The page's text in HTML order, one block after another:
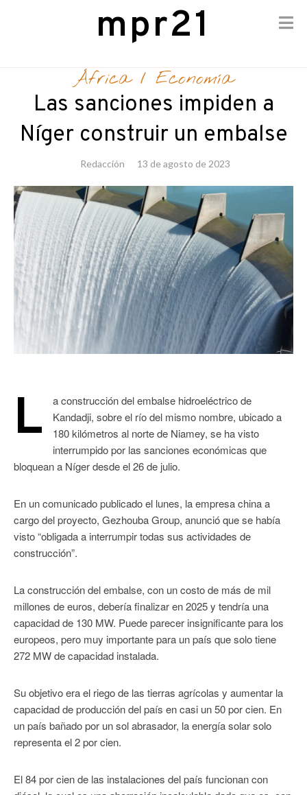
mpr21
África/ Economía
Las sanciones impiden a
Níger construir un embalse
Redacción 13 de agosto de 2023
L
a construcción del embalse hidroeléctrico de
Kandadji, sobre el río del mismo nombre, ubicado a
180 kilómetros al norte de Niamey, se ha visto
interrumpido por las sanciones económicas que
bloquean a Níger desde el 26 de julio.
En un comunicado publicado el lunes, la empresa china a
cargo del proyecto, Gezhouba Group, anunció que se había
visto “obligada a interrumpir todas sus actividades de
construcción”.
La construcción del embalse, con un costo de más de mil
millones de euros, debería finalizar en 2025 y tendría una
capacidad de 130 MW. Puede parecer insignificante para los
europeos, pero muy importante para un país que solo tiene
272 MW de capacidad instalada.
Su objetivo era el riego de las tierras agrícolas y aumentar la
capacidad de producción del país en casi un 50 por cien. En
un país bañado por un sol abrasador, la energía solar solo
representa el 2 por cien.
El 84 por cien de las instalaciones del país funcionan con